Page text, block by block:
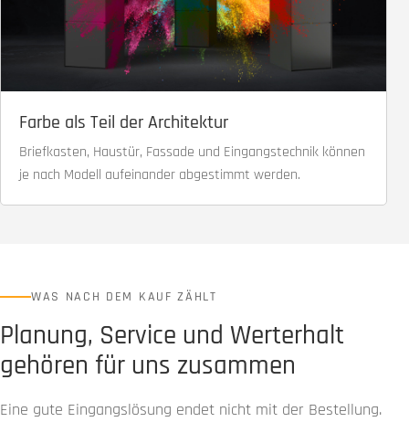
Farbe als Teil der Architektur
Briefkasten, Haustür, Fassade und Eingangstechnik können
je nach Modell aufeinander abgestimmt werden.
WAS NACH DEM KAUF ZÄHLT
Planung, Service und Werterhalt
gehören für uns zusammen
Eine gute Eingangslösung endet nicht mit der Bestellung.